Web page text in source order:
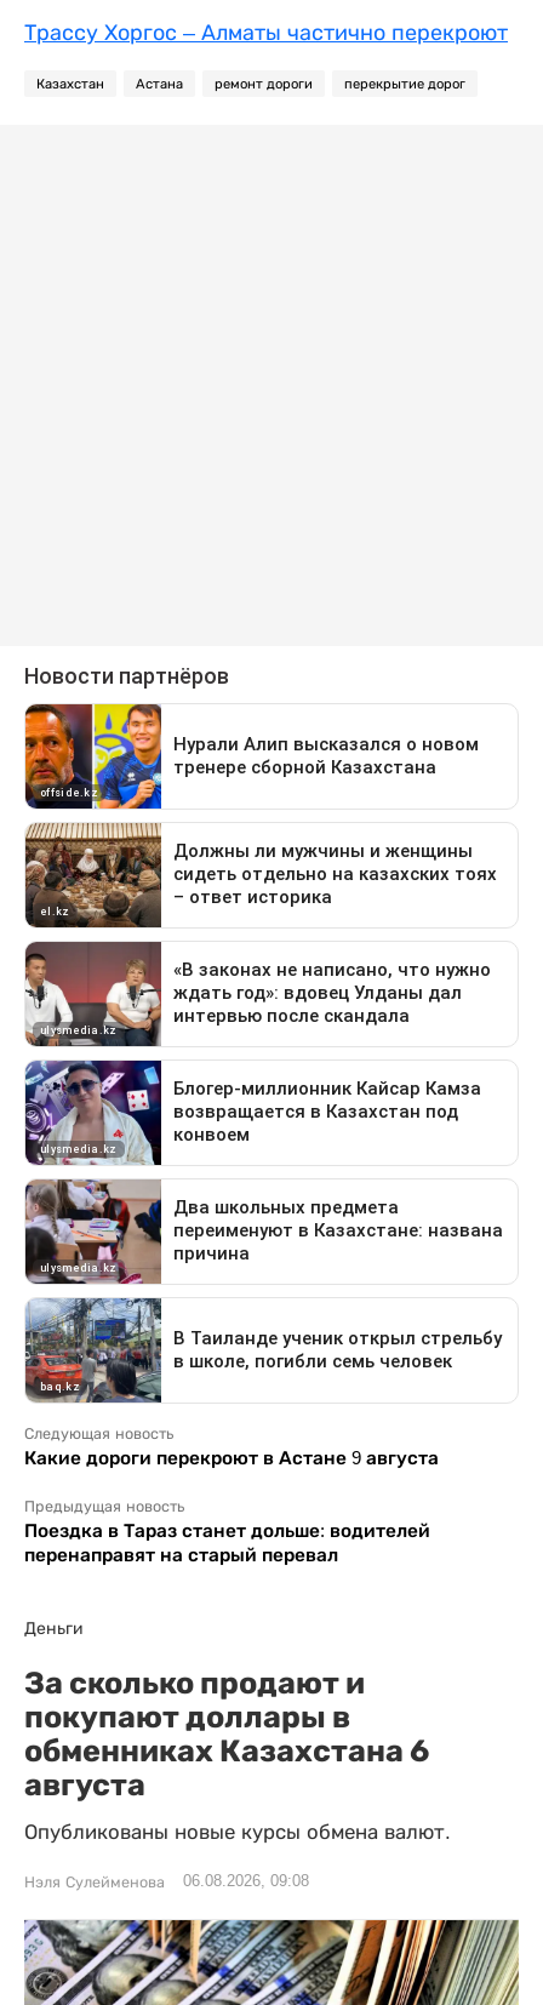
Трассу Хоргос – Алматы частично перекроют
Казахстан Астана ремонт дороги перекрытие дорог
Следующая новость
Какие дороги перекроют в Астане 9 августа
Предыдущая новость
Поездка в Тараз станет дольше: водителей
перенаправят на старый перевал
Деньги
За сколько продают и
покупают доллары в
обменниках Казахстана 6
августа
Опубликованы новые курсы обмена валют.
Нэля Сулейменова 06.08.2026, 09:08